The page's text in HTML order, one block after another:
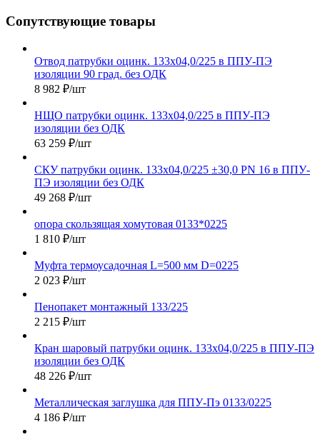
Сопутствующие товары
Отвод патрубки оцинк. 133х04,0/225 в ППУ-ПЭ
изоляции 90 град. без ОДК
8 982 ₽/шт
НЩО патрубки оцинк. 133х04,0/225 в ППУ-ПЭ
изоляции без ОДК
63 259 ₽/шт
СКУ патрубки оцинк. 133х04,0/225 ±30,0 PN 16 в ППУ-
ПЭ изоляции без ОДК
49 268 ₽/шт
опора скользящая хомутовая 0133*0225
1 810 ₽/шт
Муфта термоусадочная L=500 мм D=0225
2 023 ₽/шт
Пенопакет монтажный 133/225
2 215 ₽/шт
Кран шаровый патрубки оцинк. 133х04,0/225 в ППУ-ПЭ
изоляции без ОДК
48 226 ₽/шт
Металлическая заглушка для ППУ-Пэ 0133/0225
4 186 ₽/шт